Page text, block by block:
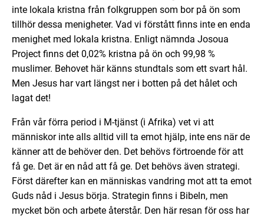
inte lokala kristna från folkgruppen som bor på ön som
tillhör dessa menigheter. Vad vi förstått finns inte en enda
menighet med lokala kristna. Enligt nämnda Josoua
Project finns det 0,02% kristna på ön och 99,98 %
muslimer. Behovet här känns stundtals som ett svart hål.
Men Jesus har vart längst ner i botten på det hålet och
lagat det!
Från vår förra period i M-tjänst (i Afrika) vet vi att
människor inte alls alltid vill ta emot hjälp, inte ens när de
känner att de behöver den. Det behövs förtroende för att
få ge. Det är en nåd att få ge. Det behövs även strategi.
Först därefter kan en människas vandring mot att ta emot
Guds nåd i Jesus börja. Strategin finns i Bibeln, men
mycket bön och arbete återstår. Den här resan för oss har